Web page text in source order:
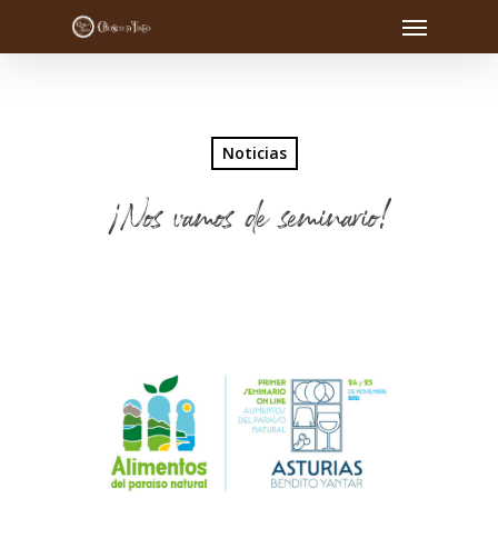
Noticias
¡Nos vamos de seminario!